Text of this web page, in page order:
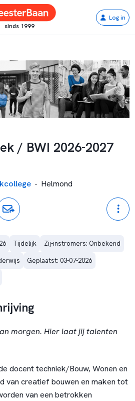
sinds 1999
Log in
/ BWI 2026-2027
- Helmond
Tijdelijk
Zij-instromers: Onbekend
Geplaatst: 03-07-2026
morgen. Hier laat jij talenten
docent techniek/Bouw, Wonen en
van creatief bouwen en maken tot
van een betrokken